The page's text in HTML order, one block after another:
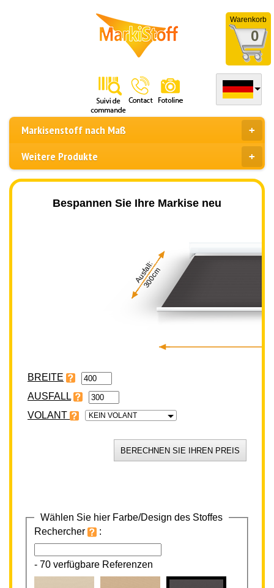
Warenkorb
0
Markisenstoff nach Maß
Weitere Produkte
Bespannen Sie Ihre Markise neu
Ausfall:
300cm
BREITE
VOLANT KEIN VOLANT
Wählen Sie hier Farbe/Design des Stoffes
Rechercher
:
- 70 verfügbare Referenzen